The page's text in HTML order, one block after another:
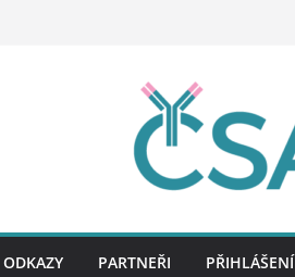
ODKAZY PARTNEŘI PŘIHLÁŠENÍ